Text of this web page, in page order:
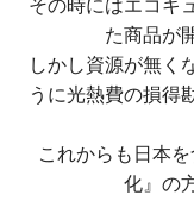
その時にはエコキ
た商品が
しかし資源が無く
うに光熱費の損得
これからも日本
化』の